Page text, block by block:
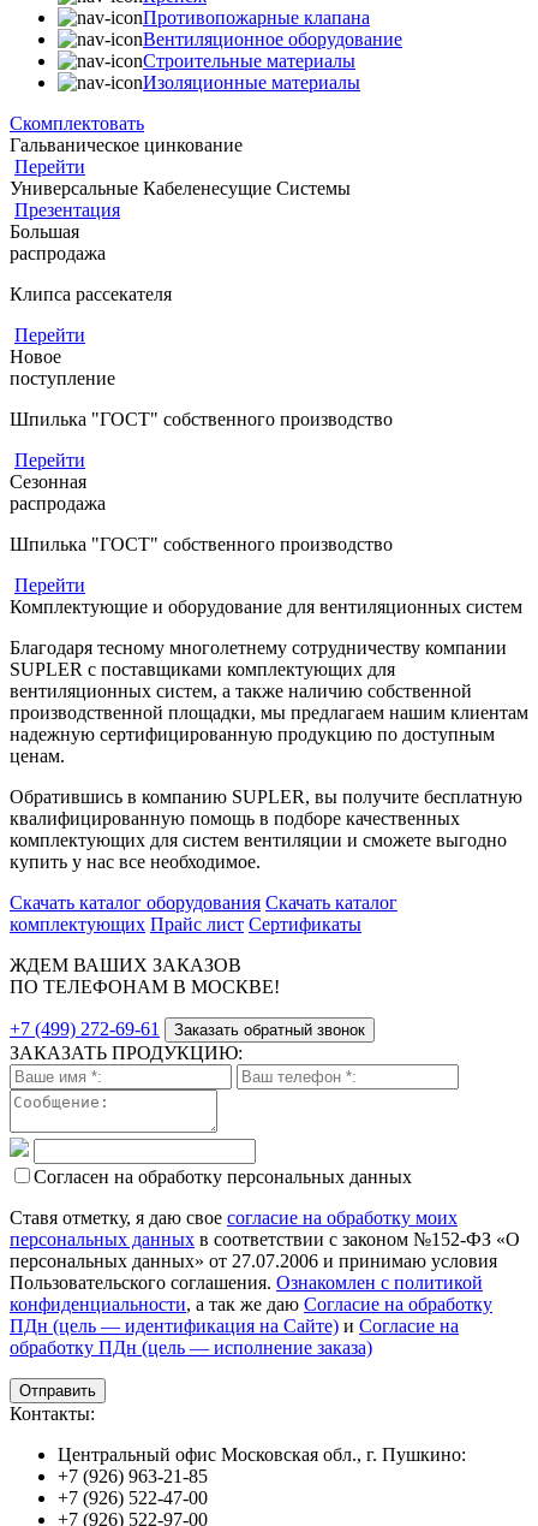
Противопожарные клапана
Вентиляционное оборудование
Строительные материалы
Изоляционные материалы
Скомплектовать
Гальваническое цинкование
Перейти
Универсальные Кабеленесущие Системы
Презентация
Большая
распродажа
Клипса рассекателя
Перейти
Новое
поступление
Шпилька "ГОСТ" собственного производство
Перейти
Сезонная
распродажа
Шпилька "ГОСТ" собственного производство
Перейти
Комплектующие и оборудование для вентиляционных систем
Благодаря тесному многолетнему сотрудничеству компании
SUPLER с поставщиками комплектующих для
вентиляционных систем, а также наличию собственной
производственной площадки, мы предлагаем нашим клиентам
надежную сертифицированную продукцию по доступным
ценам.
Обратившись в компанию SUPLER, вы получите бесплатную
квалифицированную помощь в подборе качественных
комплектующих для систем вентиляции и сможете выгодно
купить у нас все необходимое.
Скачать каталог оборудования Скачать каталог
комплектующих Прайс лист Сертификаты
ЖДЕМ ВАШИХ ЗАКАЗОВ
ПО ТЕЛЕФОНАМ В МОСКВЕ!
+7 (499) 272-69-61 Заказать обратный звонок
ЗАКАЗАТЬ ПРОДУКЦИЮ:
Согласен на обработку персональных данных
Ставя отметку, я даю свое согласие на обработку моих
персональных данных в соответствии с законом №152-ФЗ «О
персональных данных» от 27.07.2006 и принимаю условия
Пользовательского соглашения. Ознакомлен с политикой
конфиденциальности, а так же даю Согласие на обработку
ПДн (цель — идентификация на Сайте) и Согласие на
обработку ПДн (цель — исполнение заказа)
Контакты:
Центральный офис Московская обл., г. Пушкино:
+7 (926) 963-21-85
+7 (926) 522-47-00
+7 (926) 522-97-00